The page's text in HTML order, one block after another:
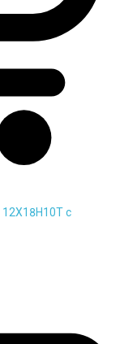
12Х18Н10Т с